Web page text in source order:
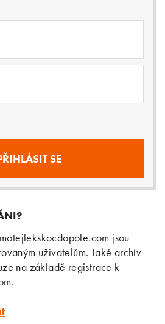
jsou
uživatelům. Také archív
na základě registrace k